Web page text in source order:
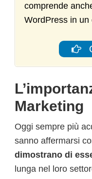
comprende
WordPress in un
Marketing
Oggi sempre più
sanno affermarsi
dimostrano di
lunga nel loro